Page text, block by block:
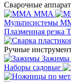
Сварочные
MMA
Мультисистемы
Плазменная резка
Ручные
Зажимы
Наборы садовые